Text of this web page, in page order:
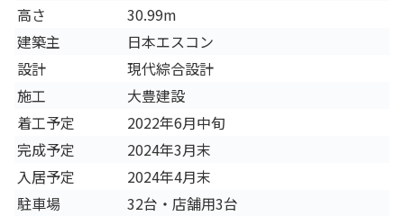
高さ
30.99m
建築主
日本エスコン
設計
現代綜合設計
施工
大豊建設
着工予定
2022年6月中旬
完成予定
2024年3月末
入居予定
2024年4月末
駐車場
32台・店舗用3台